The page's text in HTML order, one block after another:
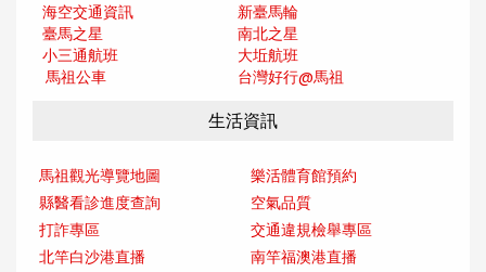
海空交通資訊
新臺馬輪
臺馬之星
南北之星
小三通航班
大坵航班
馬祖公車
台灣好行@馬祖
生活資訊
馬祖觀光導覽地圖
樂活體育館預約
縣醫看診進度查詢
空氣品質
打詐專區
交通違規檢舉專區
北竿白沙港直播
南竿福澳港直播